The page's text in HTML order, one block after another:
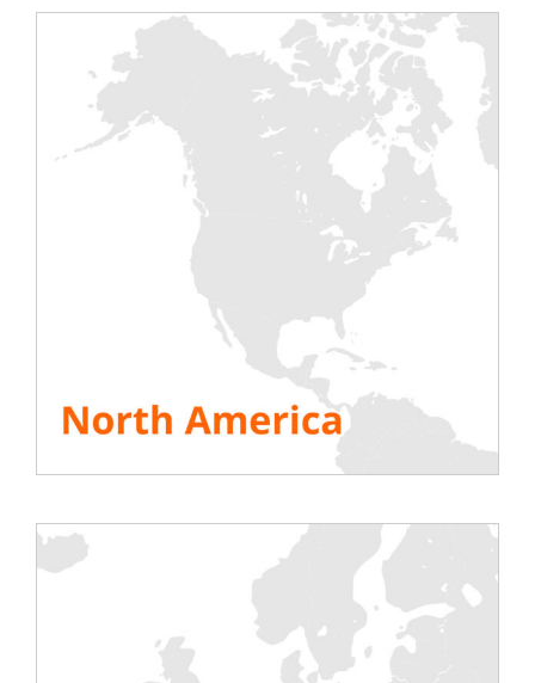
unsererProgrammiersoftwaregesteuert werden
können, um das gewünschte Rezept zu realisieren.
Diese innovative Bank bietet ein Delta T° von 10 °C,
wodurch das Verhalten von Computerservern so
genau wie möglich simuliert werden kann. Die von
der Aufsicht gesammelten Informationen
ermöglichen einthermisches Diagramm des
Die neuen vernetzten Rentaload-Bänke erfordern
weniger Handhabung und bieten eine immer
ergonomischere Nutzung. Sie öffnen jetzt neue
Türen für Ihre effizienteren, kontrollierteren und
vor allem schnelleren Tests.
Zur Erinnerung: Diese Produkte werdenIhnen am
21. und 22. März 2018 von unseren Teams
aufder
Messe Solutions Datacenters Management
ALLE RESSOURCEN ANSEHEN
Share This Story, Choose Your Platform!